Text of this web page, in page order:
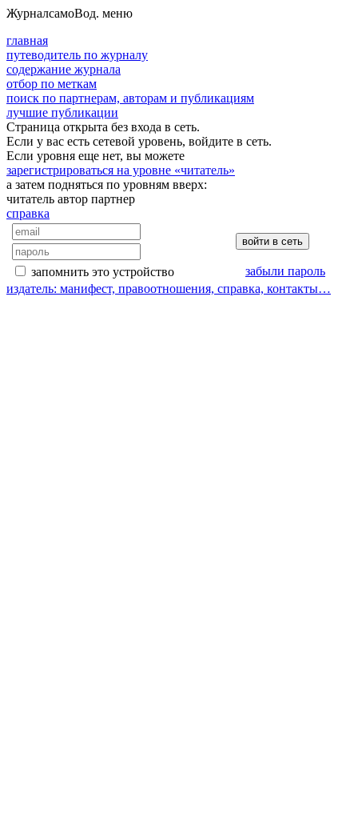
ЖурналсамоВод. меню
главная
путеводитель по журналу
содержание журнала
отбор по меткам
поиск по партнерам, авторам и публикациям
лучшие публикации
Страница открыта без входа в сеть.
Если у вас есть сетевой уровень, войдите в сеть.
Если уровня еще нет, вы можете
зарегистрироваться на уровне «читатель»
а затем подняться по уровням вверх:
читатель автор партнер
справка
запомнить это устройство
забыли пароль
издатель: манифест, правоотношения, справка, контакты…